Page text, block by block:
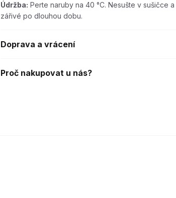
Údržba: Perte naruby na 40 °C. Nesušte v sušičce
zářivé po dlouhou dobu.
Doprava a vrácení
Proč nakupovat u nás?